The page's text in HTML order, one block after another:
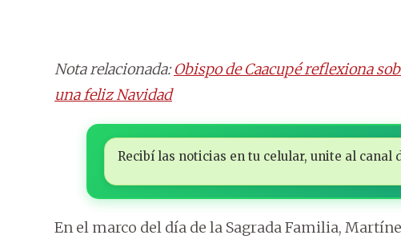
Nota relacionada:Obispo de Caacupé reflexiona
una feliz Navidad
Recibí las noticias en tu celular, unite al canal
En el marco del día de la Sagrada Familia,